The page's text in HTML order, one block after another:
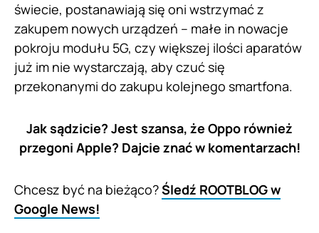
świecie, postanawiają się oni wstrzymać z
zakupem nowych urządzeń – małe in nowacje
pokroju modułu 5G, czy większej ilości aparatów
już im nie wystarczają, aby czuć się
przekonanymi do zakupu kolejnego smartfona.
Jak sądzicie? Jest szansa, że Oppo również
przegoni Apple? Dajcie znać w komentarzach!
Chcesz być na bieżąco?Śledź ROOTBLOG w
Google News!